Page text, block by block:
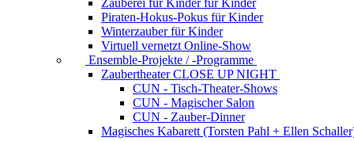
Zauberei für Kinder für Kinder
Piraten-Hokus-Pokus für Kinder
Winterzauber für Kinder
Virtuell vernetzt Online-Show
Ensemble-Projekte / -Programme
Zaubertheater CLOSE UP NIGHT
CUN - Tisch-Theater-Shows
CUN - Magischer Salon
CUN - Zauber-Dinner
Magisches Kabarett (Torsten Pahl + Ellen